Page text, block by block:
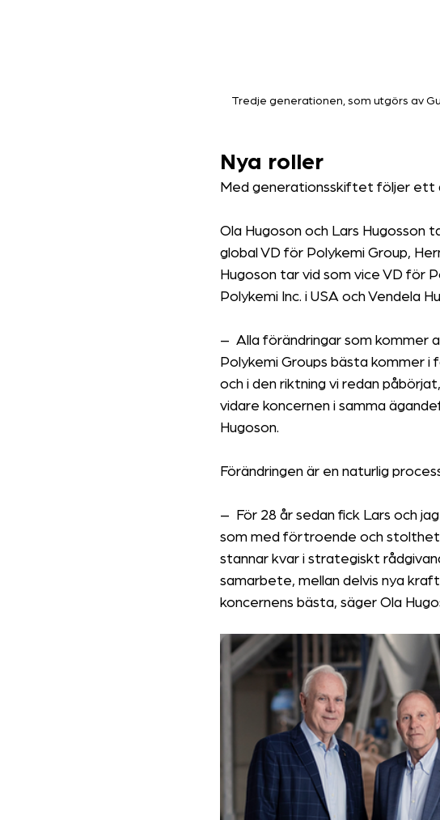
Tredje generationen, som utgörs av
Nya roller
Med generationsskiftet följer ett
Ola Hugoson och Lars Hugosson
global VD för Polykemi Group,
Hugoson tar vid som vice VD för
Polykemi Inc. i USA och Vendela
– Alla förändringar som kommer
Polykemi Groups bästa kommer
och i den riktning vi redan
vidare koncernen i samma
Hugoson.
Förändringen är en naturlig
– För 28 år sedan fick Lars och
som med förtroende och stolthet
stannar kvar i strategiskt
samarbete, mellan delvis nya
koncernens bästa, säger Ola